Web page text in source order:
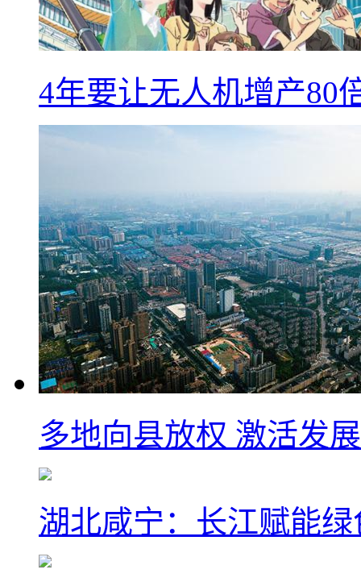
4年要让无人机增产80
多地向县放权 激活发
湖北咸宁：长江赋能